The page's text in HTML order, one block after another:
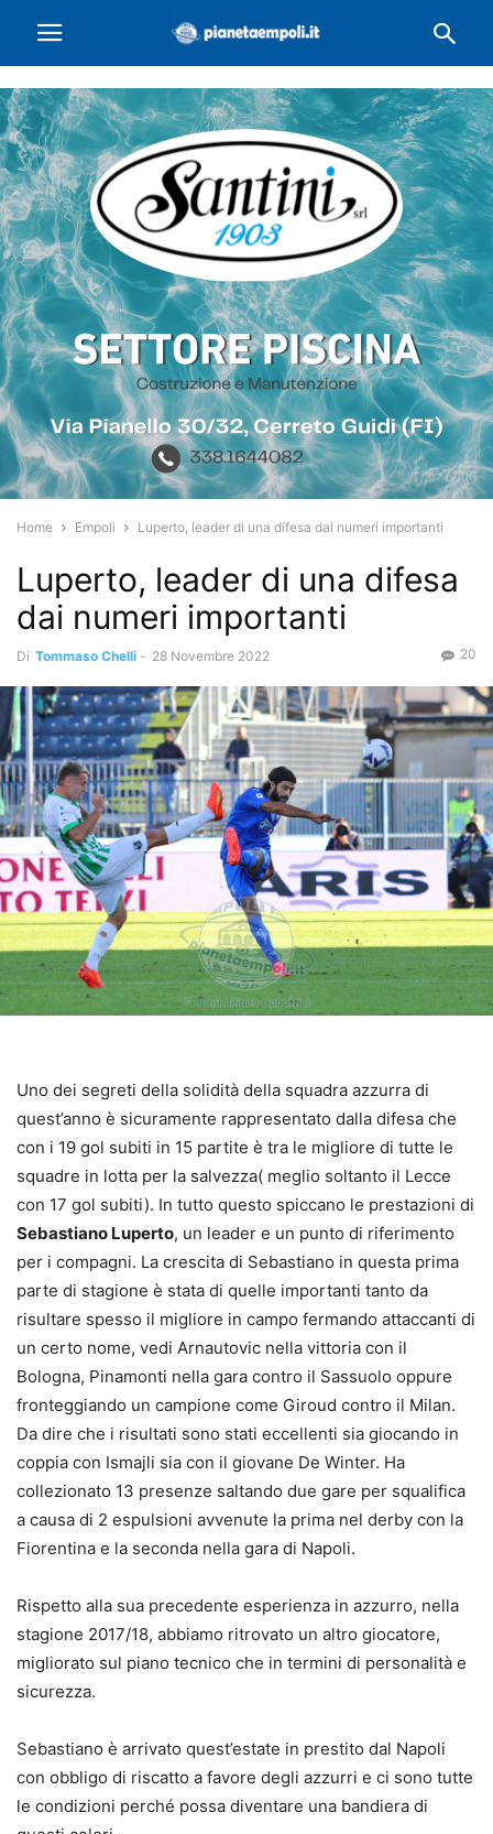
Home Empoli Luperto, leader di una difesa dai numeri importanti
Luperto, leader di una difesa
dai numeri importanti
Di Tommaso Chelli - 28 Novembre 2022 20
Uno dei segreti della solidità della squadra azzurra di
quest’anno è sicuramente rappresentato dalla difesa che
con i 19 gol subiti in 15 partite è tra le migliore di tutte le
squadre in lotta per la salvezza( meglio soltanto il Lecce
con 17 gol subiti). In tutto questo spiccano le prestazioni di
Sebastiano Luperto, un leader e un punto di riferimento
per i compagni. La crescita di Sebastiano in questa prima
parte di stagione è stata di quelle importanti tanto da
risultare spesso il migliore in campo fermando attaccanti di
un certo nome, vedi Arnautovic nella vittoria con il
Bologna, Pinamonti nella gara contro il Sassuolo oppure
fronteggiando un campione come Giroud contro il Milan.
Da dire che i risultati sono stati eccellenti sia giocando in
coppia con Ismajli sia con il giovane De Winter. Ha
collezionato 13 presenze saltando due gare per squalifica
a causa di 2 espulsioni avvenute la prima nel derby con la
Fiorentina e la seconda nella gara di Napoli.
Rispetto alla sua precedente esperienza in azzurro, nella
stagione 2017/18, abbiamo ritrovato un altro giocatore,
migliorato sul piano tecnico che in termini di personalità e
sicurezza.
Sebastiano è arrivato quest’estate in prestito dal Napoli
con obbligo di riscatto a favore degli azzurri e ci sono tutte
le condizioni perché possa diventare una bandiera di